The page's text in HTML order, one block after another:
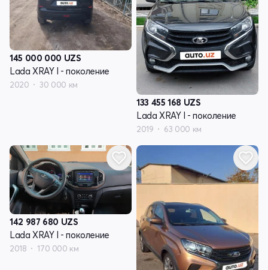
145 000 000 UZS
Lada XRAY I - поколение
2020 30 000 км
133 455 168 UZS
Lada XRAY I - поколение
2019 63 000 км
142 987 680 UZS
Lada XRAY I - поколение
2018 170 000 км